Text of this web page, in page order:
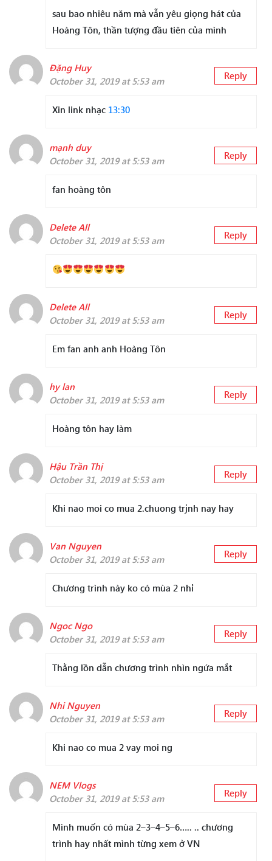
sau bao nhiêu năm mà vẫn yêu giọng hát của
Hoàng Tôn, thần tượng đầu tiên của mình
Đặng Huy
October 31, 2019 at 5:53 am
Reply
Xin link nhạc 13:30
mạnh duy
October 31, 2019 at 5:53 am
Reply
fan hoàng tôn
Delete All
October 31, 2019 at 5:53 am
Reply
Delete All
October 31, 2019 at 5:53 am
Reply
Em fan anh anh Hoàng Tôn
hy lan
October 31, 2019 at 5:53 am
Reply
Hoàng tôn hay làm
Hậu Trần Thị
October 31, 2019 at 5:53 am
Reply
Khi nao moi co mua 2.chuong trjnh nay hay
Van Nguyen
October 31, 2019 at 5:53 am
Reply
Chương trình này ko có mùa 2 nhỉ
Ngoc Ngo
October 31, 2019 at 5:53 am
Reply
Thằng lồn dẫn chương trình nhìn ngứa mắt
Nhi Nguyen
October 31, 2019 at 5:53 am
Reply
Khi nao co mua 2 vay moi ng
NEM Vlogs
October 31, 2019 at 5:53 am
Reply
Mình muốn có mùa 2–3–4–5–6….. .. chương
trình hay nhất mình từng xem ở VN